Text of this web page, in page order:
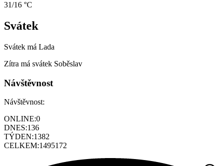
31/16 °C
Svátek
Svátek má Lada
Zítra má svátek Soběslav
Návštěvnost
Návštěvnost:
ONLINE:0
DNES:136
TÝDEN:1382
CELKEM:1495172